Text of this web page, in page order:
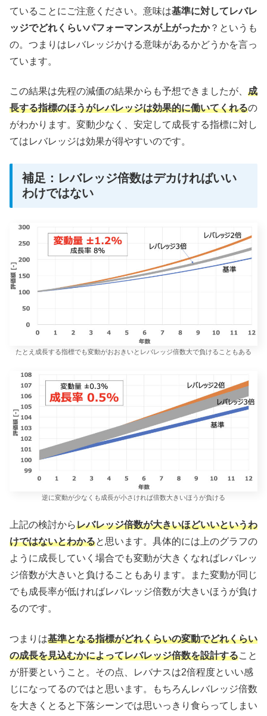
ていることにご注意ください。意味は基準に対してレバレ
ッジでどれくらいパフォーマンスが上がったか？というも
の。つまりはレバレッジかける意味があるかどうかを言っ
ています。
この結果は先程の減価の結果からも予想できましたが、 成
長する指標のほうがレバレッジは効果的に働いてくれるの
がわかります。変動少なく、安定して成長する指標に対し
てはレバレッジは効果が得やすいのです。
補足：レバレッジ倍数はデカければいい
わけではない
たとえ成長する指標でも変動がおおきいとレバレッジ倍数大で負けることもある
逆に変動が少なくも成長が小さければ倍数大きいほうが負ける
上記の検討からレバレッジ倍数が大きいほどいいというわ
けではないとわかると思います。具体的には上のグラフの
ように成長していく場合でも変動が大きくなればレバレッ
ジ倍数が大きいと負けることもあります。また変動が同じ
でも成長率が低ければレバレッジ倍数が大きいほうが負け
るのです。
つまりは基準となる指標がどれくらいの変動でどれくらい
の成長を見込むかによってレバレッジ倍数を設計すること
が肝要ということ。その点、レバナスは2倍程度といい感
じになってるのではと思います。もちろんレバレッジ倍数
を大きくとると下落シーンでは思いっきり食らってしまい